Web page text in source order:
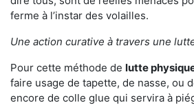
ferme à l’instar des volailles.
Une action curative à travers une
Pour cette méthode de lutte
faire usage de tapette, de nasse, ou
encore de colle glue qui servira à